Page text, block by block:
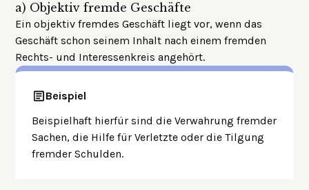
a) Objektiv fremde Geschäfte
Ein objektiv fremdes Geschäft liegt vor, wenn das
Geschäft schon seinem Inhalt nach einem fremden
Rechts- und Interessenkreis angehört.
Beispiel
Beispielhaft hierfür sind die Verwahrung fremder
Sachen, die Hilfe für Verletzte oder die Tilgung
fremder Schulden.